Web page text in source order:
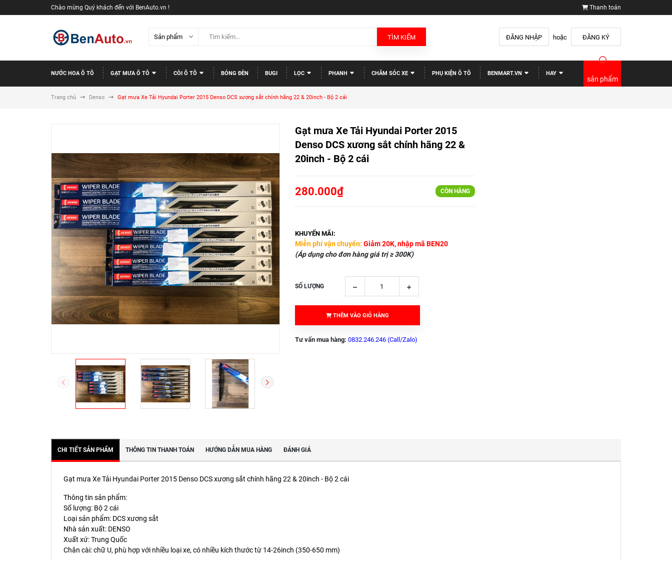
Chào mừng Quý khách đến với BenAuto.vn ! Thanh toán
TÌM KIẾM ĐĂNG NHẬP hoặc ĐĂNG KÝ
NƯỚC HOA Ô TÔ GẠT MƯA Ô TÔ CÒI Ô TÔ BÓNG ĐÈN BUGI LỌC PHANH CHĂM SÓC XE PHỤ KIỆN Ô TÔ BENMART.VN HAY
sản phẩm
Trang chủ Denso Gạt mưa Xe Tải Hyundai Porter 2015 Denso DCS xương sắt chính hãng 22 & 20inch - Bộ 2 cái
Gạt mưa Xe Tải Hyundai Porter 2015
Denso DCS xương sắt chính hãng 22 &
20inch - Bộ 2 cái
280.000₫ CÒN HÀNG
KHUYẾN MÃI:
Miễn phí vận chuyển: Giảm 20K, nhập mã BEN20
(Áp dụng cho đơn hàng giá trị ≥ 300K)
SỐ LƯỢNG
THÊM VÀO GIỎ HÀNG
Tư vấn mua hàng: 0832.246.246 (Call/Zalo)
CHI TIẾT SẢN PHẨM THÔNG TIN THANH TOÁN HƯỚNG DẪN MUA HÀNG ĐÁNH GIÁ
Gạt mưa Xe Tải Hyundai Porter 2015 Denso DCS xương sắt chính hãng 22 & 20inch - Bộ 2 cái
Thông tin sản phẩm:
Số lượng: Bộ 2 cái
Loại sản phẩm: DCS xương sắt
Nhà sản xuất: DENSO
Xuất xứ: Trung Quốc
Chân cài: chữ U, phù hợp với nhiều loại xe, có nhiều kích thước từ 14-26inch (350-650 mm)